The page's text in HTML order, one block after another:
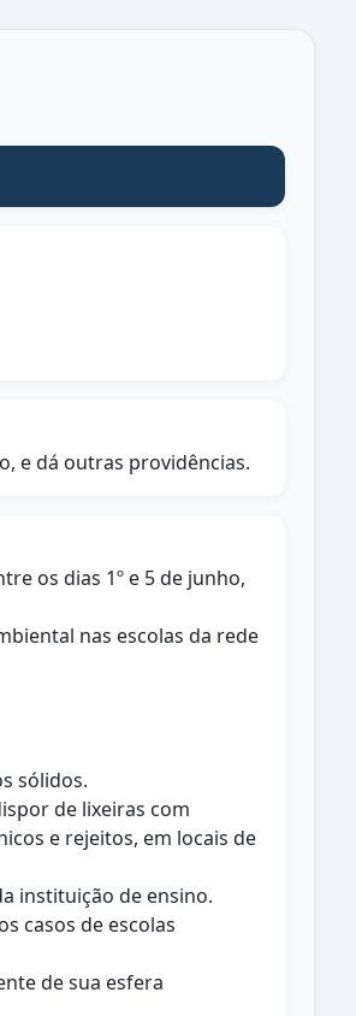
e dá outras providências.
os dias 1º e 5 de junho,
nas escolas da rede
sólidos.
de lixeiras com
e rejeitos, em locais de
instituição de ensino.
casos de escolas
de sua esfera